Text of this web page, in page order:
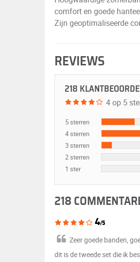
comfort en goede
Zijn geoptimaliseerde
REVIEWS
218
4 op 5
5 sterren
4 sterren
3 sterren
2 sterren
1 ster
218
4/5
Zeer goede banden,
dit is de tweede set die ik